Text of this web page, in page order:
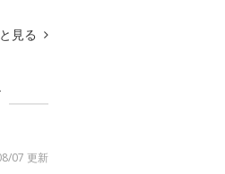
見る
07 更新